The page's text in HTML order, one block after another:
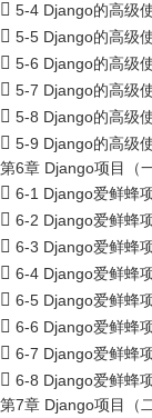
5-4 Django的高级
5-5 Django的高级
5-6 Django的高级
5-7 Django的高级
5-8 Django的高级
5-9 Django的高级
第6章 Django项目（一
6-1 Django爱鲜蜂
6-2 Django爱鲜蜂
6-3 Django爱鲜蜂
6-4 Django爱鲜蜂
6-5 Django爱鲜蜂
6-6 Django爱鲜蜂
6-7 Django爱鲜蜂
6-8 Django爱鲜蜂
第7章 Django项目（二